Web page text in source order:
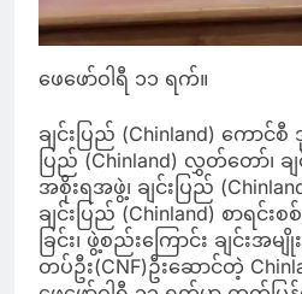
ဖေဖော်ဝါရီ ၁၁ ရက်။
ချင်းပြည် (Chinland) ကော
ပြည် (Chinland) လွှတ်တော်၊ ချ
အစိုးရအဖွဲ့၊ ချင်းပြည်
ချင်းပြည် (Chinland) စာရင်း
ခြင်း၊ ဖွဲ့စည်းကြောင်း ချင်းအမျို
တပ်ဦး(CNF)ဦးဆောင်တဲ့